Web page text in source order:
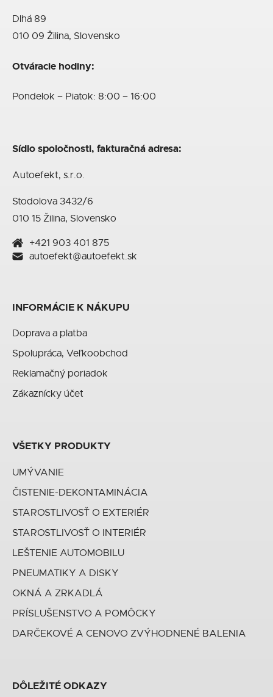
Dlhá 89
010 09 Žilina, Slovensko
Otváracie hodiny:
Pondelok – Piatok: 8:00 – 16:00
Sídlo spoločnosti, fakturačná adresa:
Autoefekt, s.r.o.
Stodolova 3432/6
010 15 Žilina, Slovensko
+421 903 401 875
autoefekt@autoefekt.sk
INFORMÁCIE K NÁKUPU
Doprava a platba
Spolupráca, Veľkoobchod
Reklamačný poriadok
Zákaznícky účet
VŠETKY PRODUKTY
UMÝVANIE
ČISTENIE-DEKONTAMINÁCIA
STAROSTLIVOSŤ O EXTERIÉR
STAROSTLIVOSŤ O INTERIÉR
LEŠTENIE AUTOMOBILU
PNEUMATIKY A DISKY
OKNÁ A ZRKADLÁ
PRÍSLUŠENSTVO A POMÔCKY
DARČEKOVÉ A CENOVO ZVÝHODNENÉ BALENIA
DÔLEŽITÉ ODKAZY